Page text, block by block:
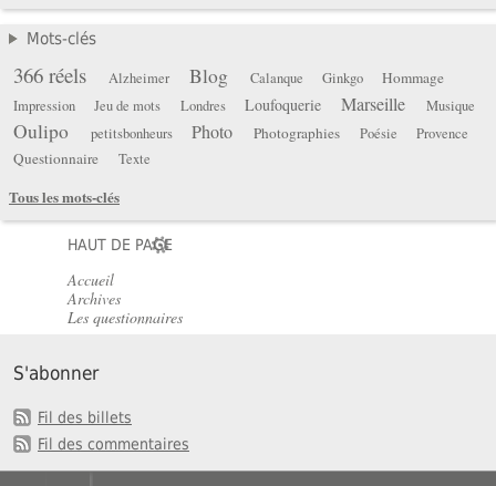
Mots-clés
366 réels Alzheimer Blog Calanque Ginkgo Hommage
Impression Jeu de mots Londres Loufoquerie Marseille Musique
Oulipo petitsbonheurs Photo Photographies Poésie Provence
Questionnaire Texte
Tous les mots-clés
HAUT DE PAGE
Accueil
Archives
Les questionnaires
S'abonner
Fil des billets
Fil des commentaires